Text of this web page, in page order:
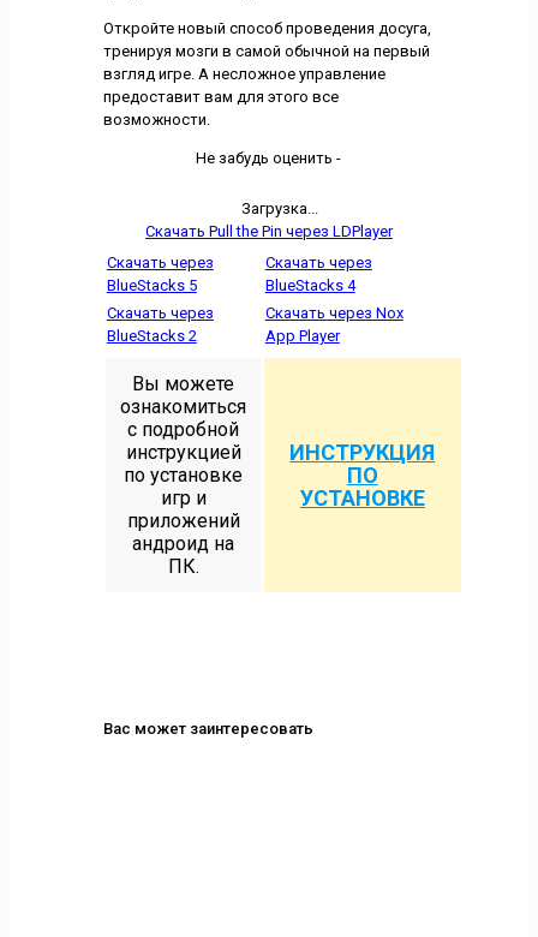
Откройте новый способ проведения досуга,
тренируя мозги в самой обычной на первый
взгляд игре. А несложное управление
предоставит вам для этого все
возможности.
Не забудь оценить -
Загрузка...
Скачать Pull the Pin через LDPlayer
Скачать через
BlueStacks 5
Скачать через
BlueStacks 4
Скачать через
BlueStacks 2
Скачать через Nox
App Player
Вы можете
ознакомиться
с подробной
инструкцией
по установке
игр и
приложений
андроид на
ПК.
ИНСТРУКЦИЯ
ПО
УСТАНОВКЕ
Вас может заинтересовать